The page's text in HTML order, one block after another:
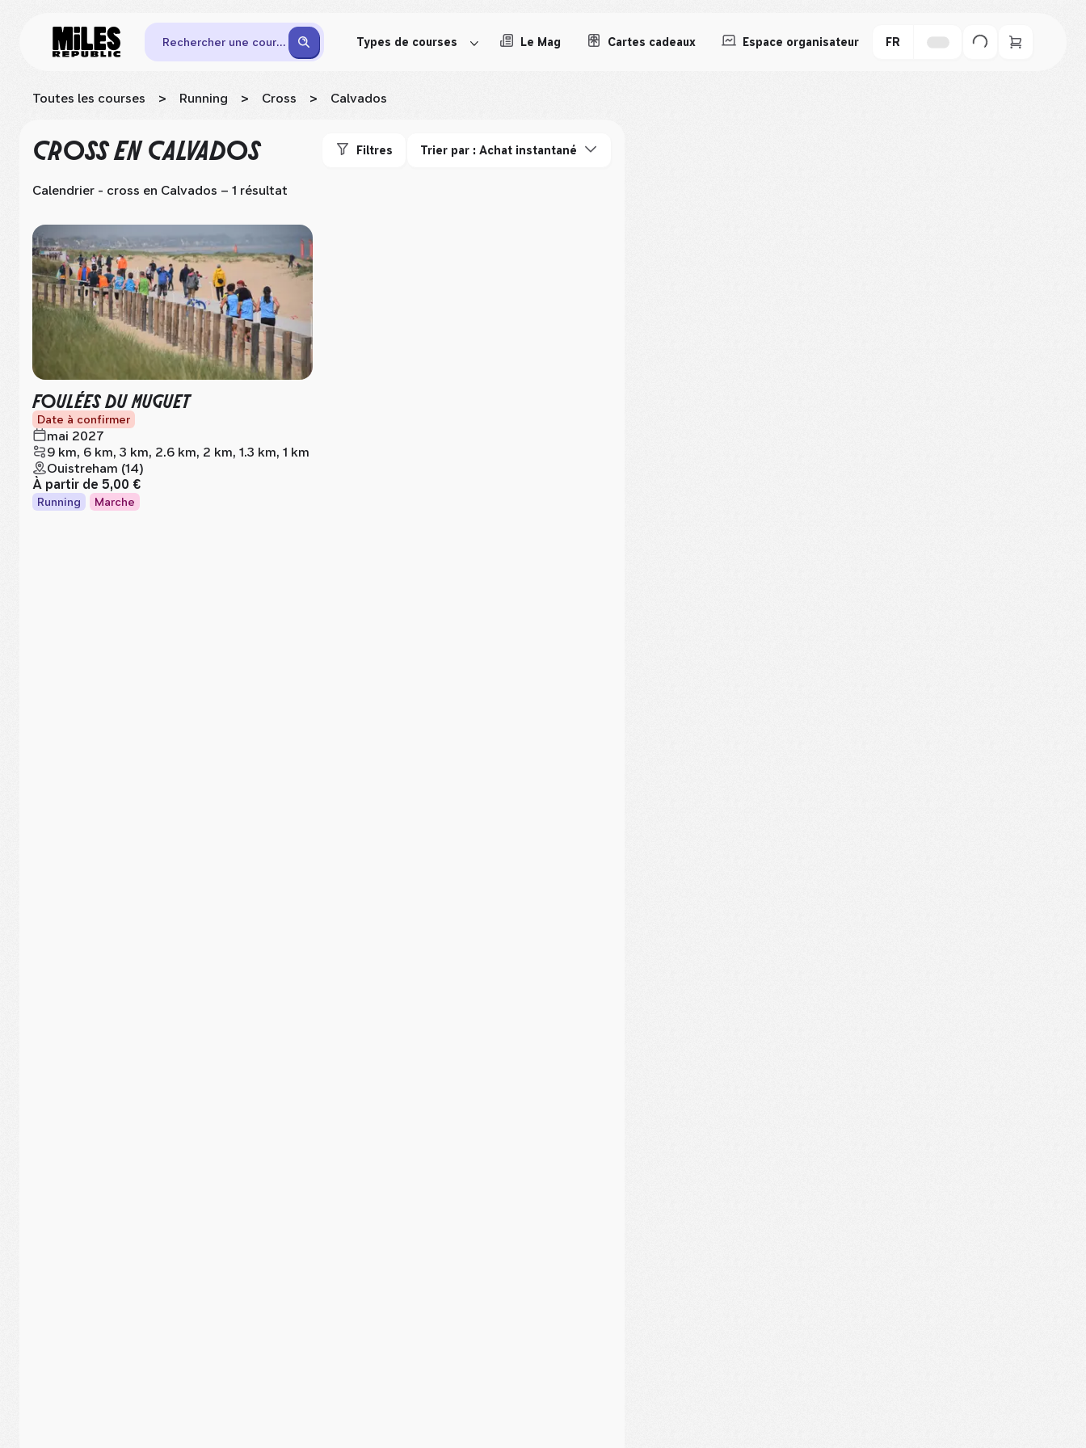
Rechercher une course Types de courses Le Mag Cartes cadeaux Espace organisateur FR
Toutes les courses > Running > Cross > Calvados
CROSSEN CALVADOS Filtres Trier par : Achat instantané
Calendrier - cross en Calvados – 1 résultat
FOULÉES DU MUGUET
Date à confirmer
mai 2027
9 km, 6 km, 3 km, 2.6 km, 2 km, 1.3 km, 1 km
Ouistreham (14)
À partir de 5,00 €
Running Marche